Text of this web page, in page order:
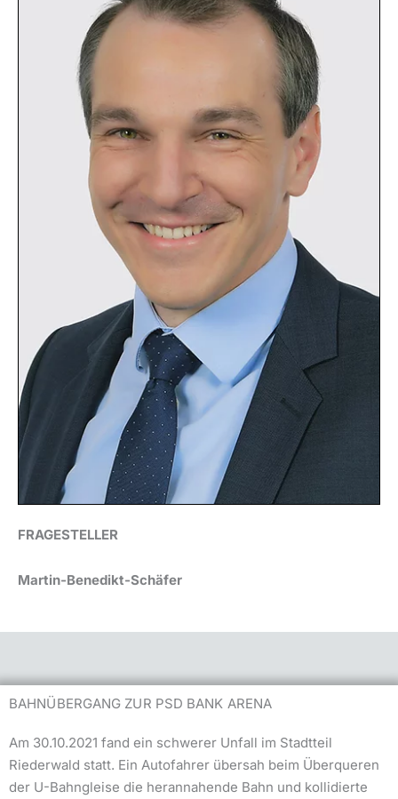
FRAGESTELLER
Martin-Benedikt-Schäfer
BAHNÜBERGANG ZUR PSD BANK ARENA
Am 30.10.2021 fand ein schwerer Unfall im Stadtteil
Riederwald statt. Ein Autofahrer übersah beim Überqueren
der U-Bahngleise die herannahende Bahn und kollidierte